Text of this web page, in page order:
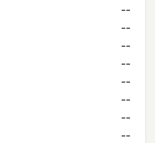
--
--
--
--
--
--
--
--